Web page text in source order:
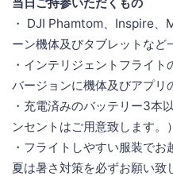
・ DJI Phamtom、Inspire、
ーン機体及びタブレットなど
・インテリジェントフライ
バージョンに機体及びアプリ
・充電済みのバッテリー3本
ンセントはご用意致します。）
・フライトしやすい服装でお
夏は暑さ対策を必ずお願い致